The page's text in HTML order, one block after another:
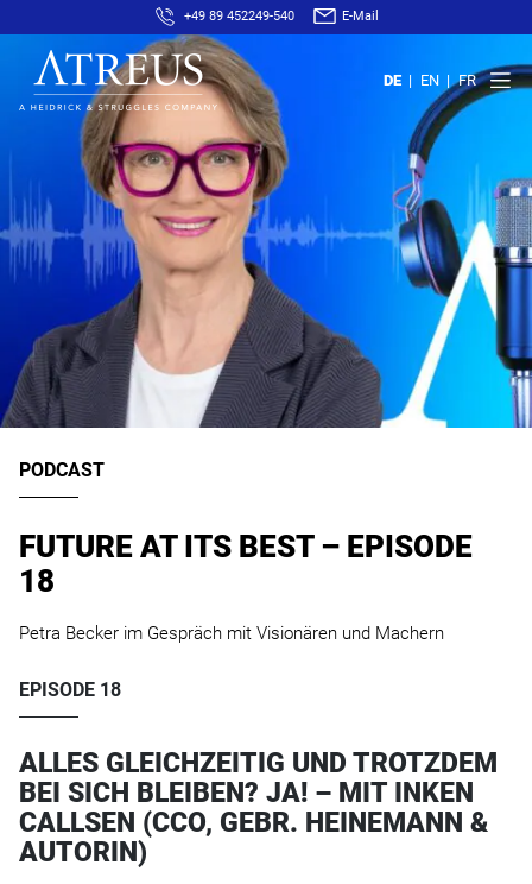
+49 89 452249-540 E-Mail
DE EN FR
PODCAST
FUTURE AT ITS BEST – EPISODE
18
Petra Becker im Gespräch mit Visionären und Machern
EPISODE 18
ALLES GLEICHZEITIG UND TROTZDEM
BEI SICH BLEIBEN? JA! – MIT INKEN
CALLSEN (CCO, GEBR. HEINEMANN &
AUTORIN)